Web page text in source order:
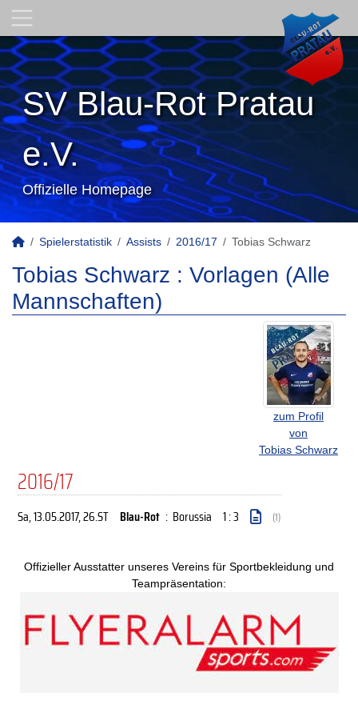
SV Blau-Rot Pratau
e.V.
Offizielle Homepage
Spielerstatistik Assists 2016/17 Tobias Schwarz
Tobias Schwarz : Vorlagen (Alle
Mannschaften)
zum Profil
von
Tobias Schwarz
2016/17
Sa, 13.05.2017, 26.ST Blau-Rot : Borussia 1 : 3 (1)
Offizieller Ausstatter unseres Vereins für Sportbekleidung und
Teampräsentation: